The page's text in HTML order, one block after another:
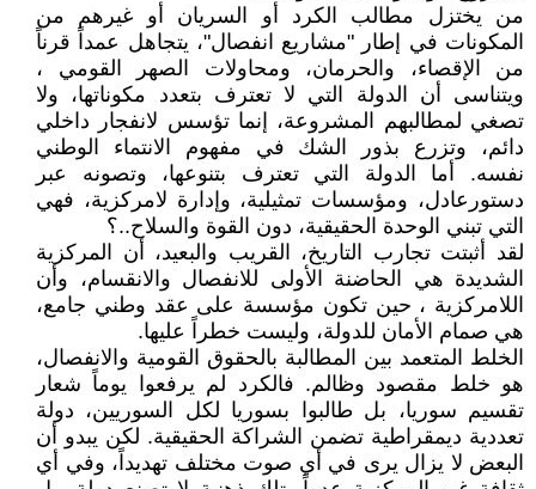
من يختزل مطالب الكرد أو السريان أو غيرهم من
المكونات في إطار "مشاريع انفصال"، يتجاهل عمداً قرناً
من الإقصاء، والحرمان، ومحاولات الصهر القومي ،
ويتناسى أن الدولة التي لا تعترف بتعدد مكوناتها، ولا
تصغي لمطالبهم المشروعة، إنما تؤسس لانفجار داخلي
دائم، وتزرع بذور الشك في مفهوم الانتماء الوطني
نفسه. أما الدولة التي تعترف بتنوعها، وتصونه عبر
دستورعادل، ومؤسسات تمثيلية، وإدارة لامركزية، فهي
التي تبني الوحدة الحقيقية، دون القوة والسلاح..؟
لقد أثبتت تجارب التاريخ، القريب والبعيد، أن المركزية
الشديدة هي الحاضنة الأولى للانفصال والانقسام، وأن
اللامركزية ، حين تكون مؤسسة على عقد وطني جامع،
هي صمام الأمان للدولة، وليست خطراً عليها.
الخلط المتعمد بين المطالبة بالحقوق القومية والانفصال،
هو خلط مقصود وظالم. فالكرد لم يرفعوا يوماً شعار
تقسيم سوريا، بل طالبوا بسوريا لكل السوريين، دولة
تعددية ديمقراطية تضمن الشراكة الحقيقية. لكن يبدو أن
البعض لا يزال يرى في أي صوت مختلف تهديداً، وفي أي